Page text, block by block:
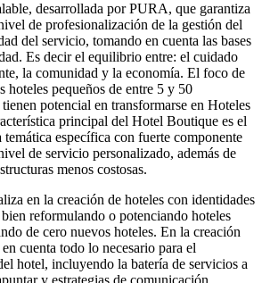
desarrollada por PURA, que garantiza
de profesionalización de la gestión del
del servicio, tomando en cuenta las bases
Es decir el equilibrio entre: el cuidado
la comunidad y la economía. El foco de
hoteles pequeños de entre 5 y 50
potencial en transformarse en Hoteles
principal del Hotel Boutique es el
temática específica con fuerte componente
de servicio personalizado, además de
menos costosas.
en la creación de hoteles con identidades
reformulando o potenciando hoteles
de cero nuevos hoteles. En la creación
cuenta todo lo necesario para el
hotel, incluyendo la batería de servicios a